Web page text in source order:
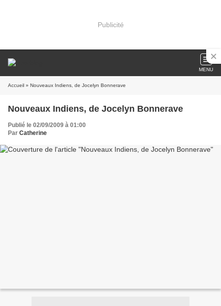
Publicité
MENU
Accueil » Nouveaux Indiens, de Jocelyn Bonnerave
Nouveaux Indiens, de Jocelyn Bonnerave
Publié le 02/09/2009 à 01:00
Par Catherine